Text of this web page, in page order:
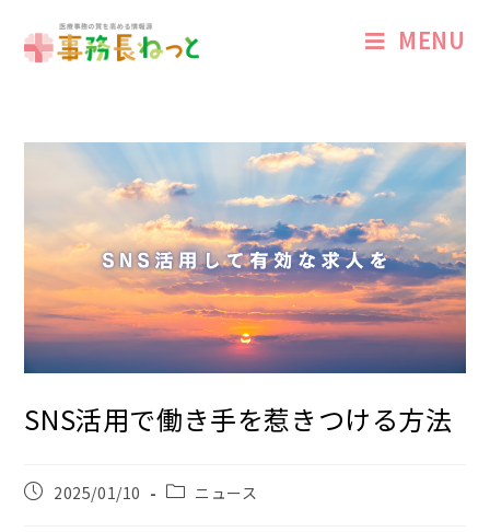
MENU
SNS活用で働き手を惹きつける方法
2025/01/10 ニュース